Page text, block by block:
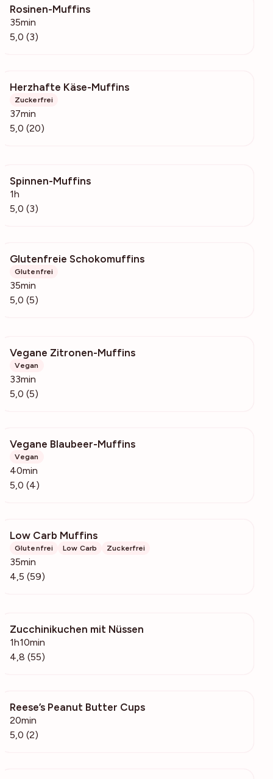
Rosinen-Muffins
35min
5,0 (3)
Herzhafte Käse-Muffins
Zuckerfrei
37min
5,0 (20)
Spinnen-Muffins
1h
5,0 (3)
Glutenfreie Schokomuffins
Glutenfrei
35min
5,0 (5)
Vegane Zitronen-Muffins
Vegan
33min
5,0 (5)
Vegane Blaubeer-Muffins
Vegan
40min
5,0 (4)
Low Carb Muffins
Glutenfrei Low Carb Zuckerfrei
35min
4,5 (59)
Zucchinikuchen mit Nüssen
1h10min
4,8 (55)
Reese’s Peanut Butter Cups
20min
5,0 (2)